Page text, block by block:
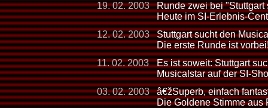
19. 02. 2003
Runde zwei bei
Heute im SI-Erlebnis-
12. 02. 2003
Stuttgart sucht den
Die erste Runde ist
11. 02. 2003
Es ist soweit: Stuttgart
Musicalstar auf der SI-
03. 02. 2003
â€žSuperb, einfach
Die Goldene Stimme aus